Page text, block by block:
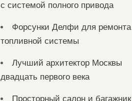
с системой полного привода
Форсунки Делфи для ремонта
топливной системы
Лучший архитектор Москвы
двадцать первого века
Просторный салон и багажник